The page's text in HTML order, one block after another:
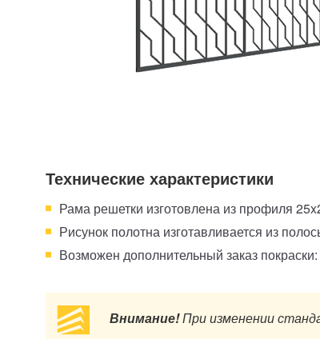
Технические характеристики
Рама решетки изготовлена из профиля
Рисунок полотна изготавливается из
Возможен дополнительный заказ
Внимание!При изменении